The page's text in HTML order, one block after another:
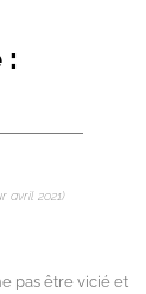
:
avril 2021)
pas être vicié et